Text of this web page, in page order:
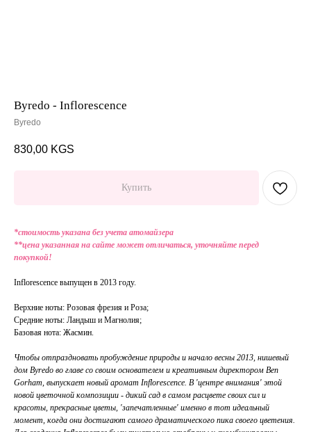
Byredo - Inflorescence
Byredo
830,00 KGS
Купить
*стоимость указана без учета атомайзера
**цена указанная на сайте может отличаться, уточняйте перед
покупкой!
Inflorescence выпущен в 2013 году.
Верхние ноты: Розовая фрезия и Роза;
Средние ноты: Ландыш и Магнолия;
Базовая нота: Жасмин.
Чтобы отпраздновать пробуждение природы и начало весны 2013, нишевый
дом Byredo во главе со своим основателем и креативным директором Ben
Gorham, выпускает новый аромат Inflorescence. В 'центре внимания' этой
новой цветочной композиции - дикий сад в самом расцвете своих сил и
красоты, прекрасные цветы, 'запечатленные' именно в тот идеальный
момент, когда они достигают самого драматического пика своего цветения.